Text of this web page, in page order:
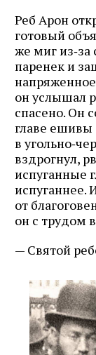
Реб Арон
готовый
же миг
паренек и
он услышал
спасено. Он
главе
в
вздрогнул,
испуганные
испуганнее.
от
он с трудом
— Святой